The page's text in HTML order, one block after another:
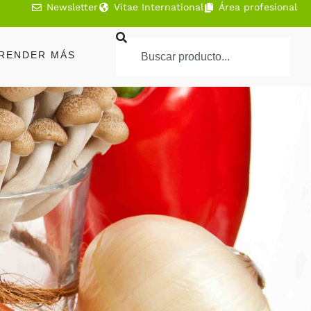
Newsletter Vitae International Área profesional
MÁS